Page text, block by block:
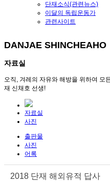
단재소식(관련뉴스)
이달의 독립운동가
관련사이트
DANJAE SHINCHEAHO
자료실
오직, 겨레의 자유와 해방을 위하여 모
재 신채호 선생!
자료실
사진
출판물
사진
어록
2018 단재 해외유적 답사